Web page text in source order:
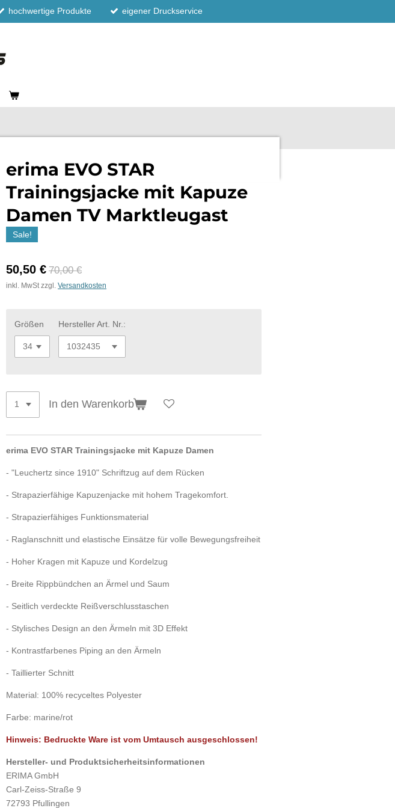
hochwertige Produkte eigener Druckservice
erima EVO STAR
Trainingsjacke mit Kapuze
Damen TV Marktleugast
Sale!
50,50 € 70,00 €
inkl. MwSt zzgl. Versandkosten
Größen Hersteller Art. Nr.:
In den Warenkorb
erima EVO STAR Trainingsjacke mit Kapuze Damen
- "Leuchertz since 1910" Schriftzug auf dem Rücken
- Strapazierfähige Kapuzenjacke mit hohem Tragekomfort.
- Strapazierfähiges Funktionsmaterial
- Raglanschnitt und elastische Einsätze für volle Bewegungsfreiheit
- Hoher Kragen mit Kapuze und Kordelzug
- Breite Rippbündchen an Ärmel und Saum
- Seitlich verdeckte Reißverschlusstaschen
- Stylisches Design an den Ärmeln mit 3D Effekt
- Kontrastfarbenes Piping an den Ärmeln
- Taillierter Schnitt
Material: 100% recyceltes Polyester
Farbe: marine/rot
Hinweis: Bedruckte Ware ist vom Umtausch ausgeschlossen!
Hersteller- und Produktsicherheitsinformationen
ERIMA GmbH
Carl-Zeiss-Straße 9
72793 Pfullingen